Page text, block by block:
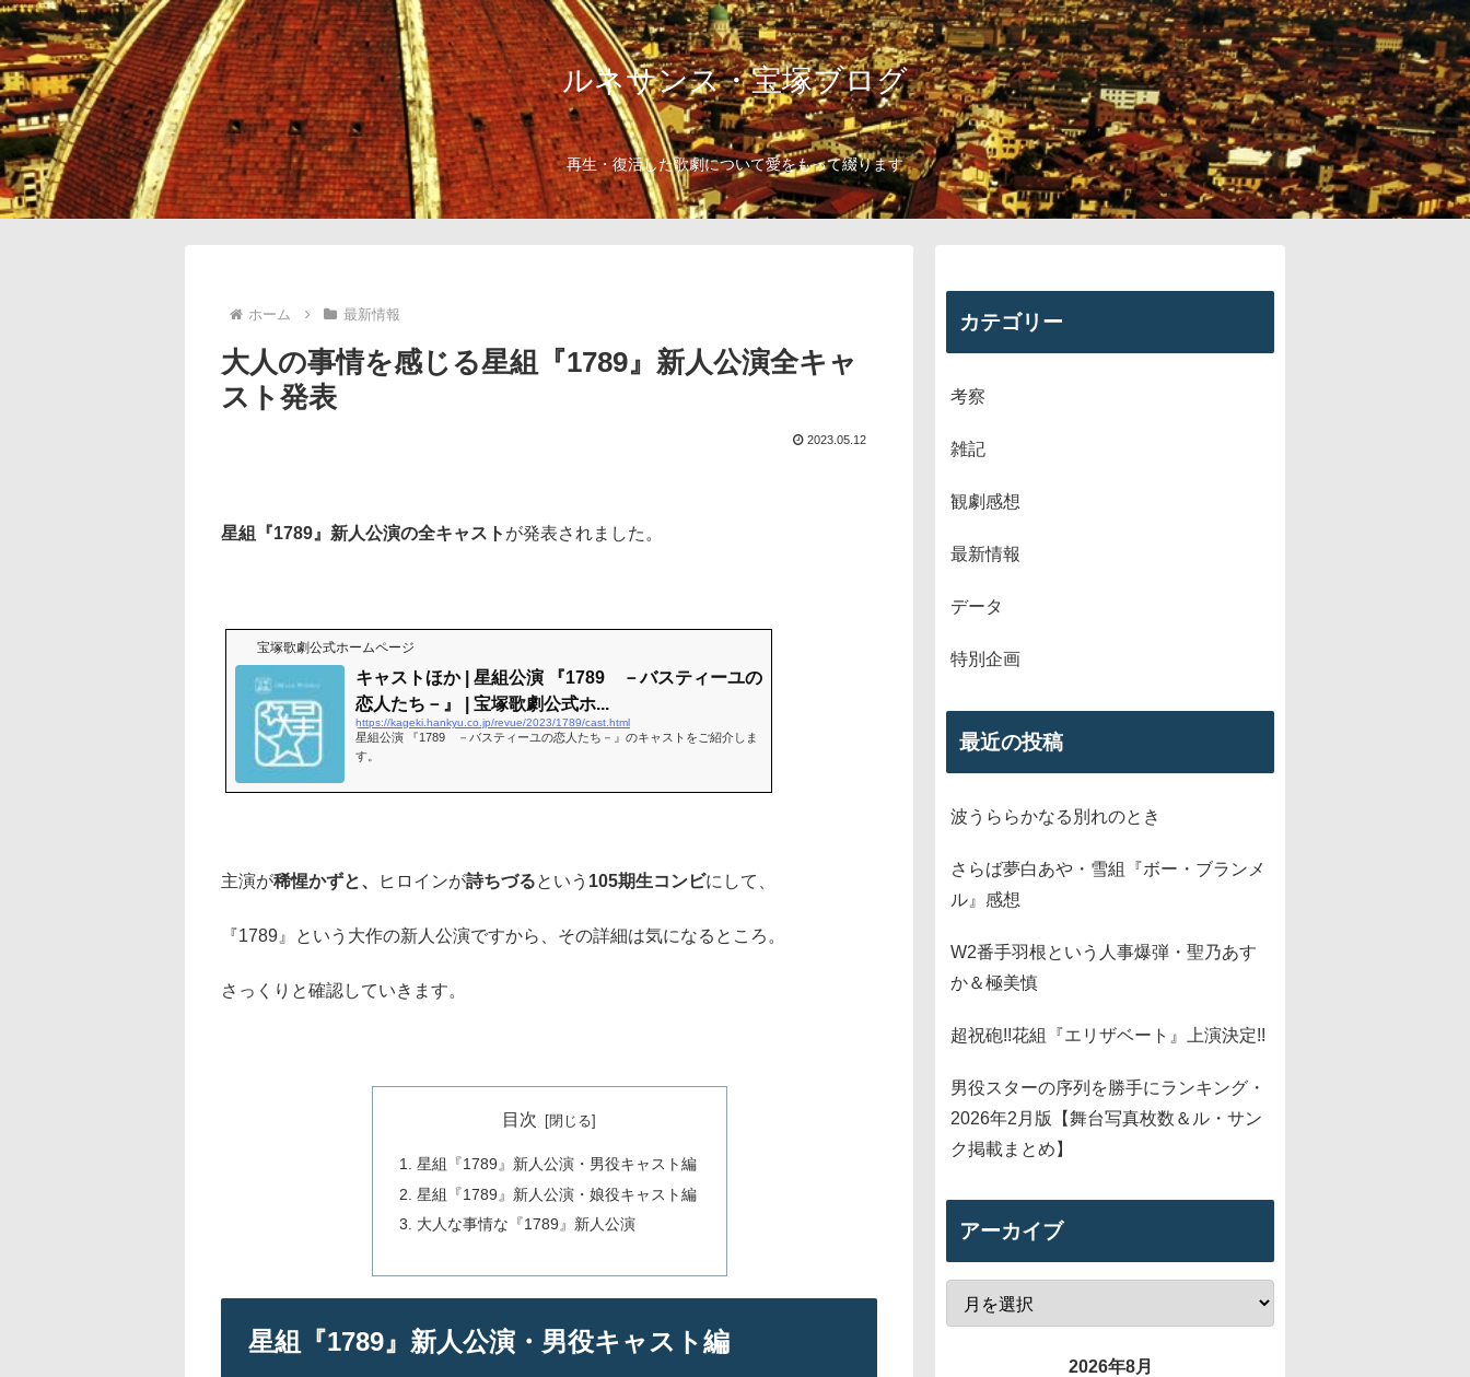
ルネサンス・宝塚ブログ
再生・復活した歌劇について愛をもって綴ります
ホーム 最新情報
大人の事情を感じる星組『1789』新人公演全キャ
スト発表
2023.05.12
星組『1789』新人公演の全キャスト が発表されました。
宝塚歌劇公式ホームページ
キャストほか | 星組公演 『1789 －バスティーユの
恋人たち－』 | 宝塚歌劇公式ホ...
https://kageki.hankyu.co.jp/revue/2023/1789/cast.html
星組公演 『1789 －バスティーユの恋人たち－』のキャストをご紹介しま
す。
主演が稀惺かずと、 ヒロインが詩ちづるという 105期生コンビにして、
『1789』という大作の新人公演ですから、その詳細は気になるところ。
さっくりと確認していきます。
目次
星組『1789』新人公演・男役キャスト編
星組『1789』新人公演・娘役キャスト編
大人な事情な『1789』新人公演
星組『1789』新人公演・男役キャスト編
カテゴリー
考察
雑記
観劇感想
最新情報
データ
特別企画
最近の投稿
波うららかなる別れのとき
さらば夢白あや・雪組『ボー・ブランメ
ル』感想
W2番手羽根という人事爆弾・聖乃あす
か＆極美慎
超祝砲!!花組『エリザベート』上演決定!!
男役スターの序列を勝手にランキング・
2026年2月版【舞台写真枚数＆ル・サン
ク掲載まとめ】
アーカイブ
2026年8月